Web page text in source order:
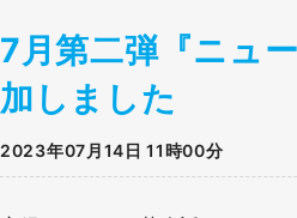
7月第二弾『ニュ
加しました
2023年07月14日 11時00分